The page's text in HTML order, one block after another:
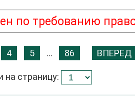
по требованию
4 5 ... 86 ВПЕРЕД
на страницу: